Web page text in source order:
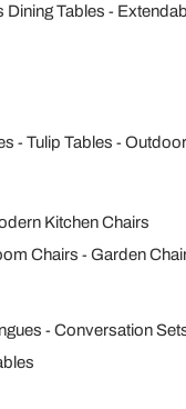
Dining Tables
Tulip Tables
Kitchen Chairs
Chairs
Garden
Conversation